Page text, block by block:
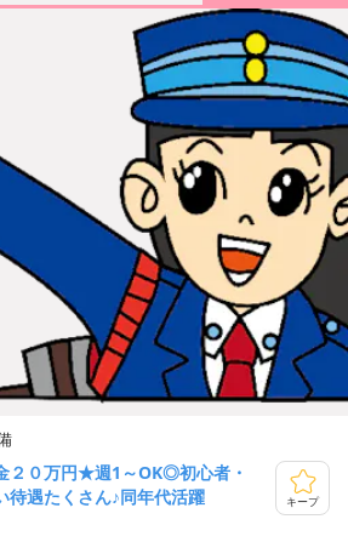
２０万円★週1～OK◎初心者・
待遇たくさん♪同年代活躍
キープ